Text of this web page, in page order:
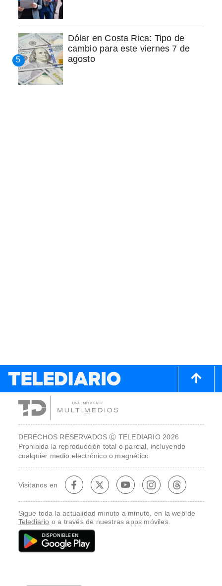
Dólar en Costa Rica: Tipo de
cambio para este viernes 7 de
agosto
DERECHOS RESERVADOS Ⓒ TELEDIARIO 2026
Prohibida la reproducción total o parcial, incluyendo
cualquier medio electrónico o magnético.
Visitanos en
Sigue toda la actualidad minuto a minuto, en la web de
Telediario o a través de nuestras apps móviles.